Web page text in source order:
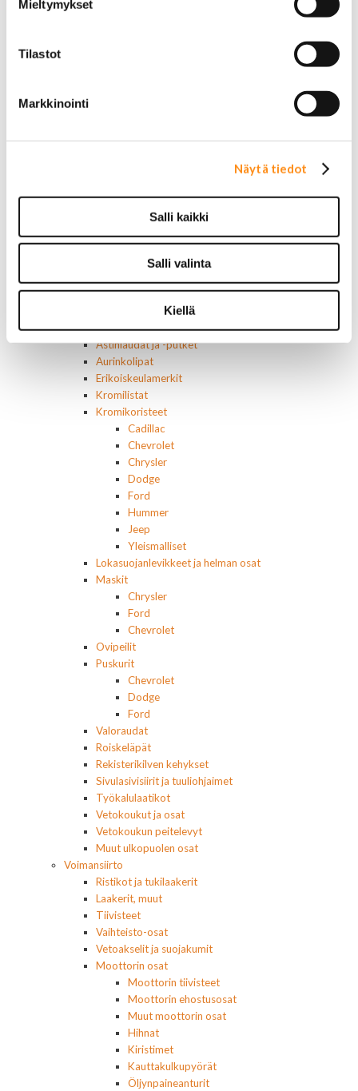
Mieltymykset
Tilastot
Markkinointi
Näytä tiedot
Salli kaikki
Salli valinta
Kiellä
Chrysler merkit
Lincoln merkit
Mercury merkit
Plymouth merkit
Pontiac merkit
Merkit ja logot
Ulkopuolen varusteet ja ehostus
Astinlaudat ja -putket
Aurinkolipat
Erikoiskeulamerkit
Kromilistat
Kromikoristeet
Cadillac
Chevrolet
Chrysler
Dodge
Ford
Hummer
Jeep
Yleismalliset
Lokasuojanlevikkeet ja helman osat
Maskit
Chrysler
Ford
Chevrolet
Ovipeilit
Puskurit
Chevrolet
Dodge
Ford
Valoraudat
Roiskeläpät
Rekisterikilven kehykset
Sivulasivisiirit ja tuuliohjaimet
Työkalulaatikot
Vetokoukut ja osat
Vetokoukun peitelevyt
Muut ulkopuolen osat
Voimansiirto
Ristikot ja tukilaakerit
Laakerit, muut
Tiivisteet
Vaihteisto-osat
Vetoakselit ja suojakumit
Moottorin osat
Moottorin tiivisteet
Moottorin ehostusosat
Muut moottorin osat
Hihnat
Kiristimet
Kauttakulkupyörät
Öljynpaineanturit